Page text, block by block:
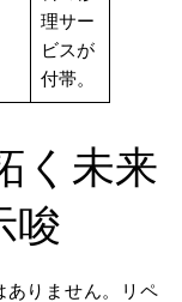
理サー
ビスが
付帯。
く未来
唆
ありません。リペ